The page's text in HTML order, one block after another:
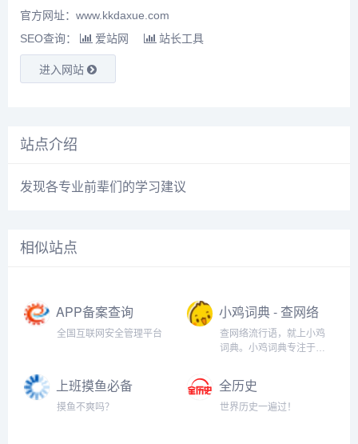
官方网址：www.kkdaxue.com
SEO查询：
爱站网 站长工具
进入网站
站点介绍
发现各专业前辈们的学习建议
相似站点
APP备案查询
全国互联网安全管理平台
小鸡词典 - 查网络
流行语，就上小
鸡词典
查网络流行语，就上小鸡
词典。小鸡词典专注于网
以最快的速度在全网捕捉
当下的网络热词。以简单
明了，清晰易懂的形式，
上班摸鱼必备
（假装电脑系统
摸鱼不爽吗？
全历史
世界历史一遍过！